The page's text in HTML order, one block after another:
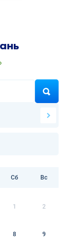
Сб Вс
1 2
8 9